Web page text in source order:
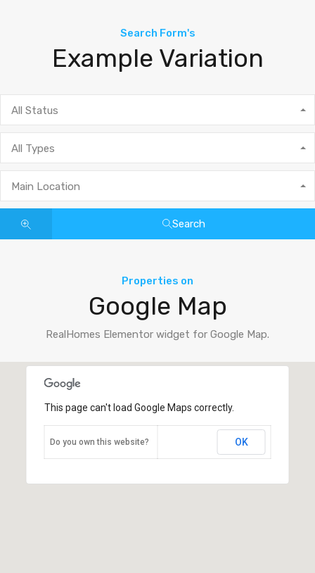
Search Form's
Example Variation
All Status
All Types
Main Location
Search
Properties on
Google Map
RealHomes Elementor widget for Google Map.
This page can't load Google Maps correctly.
Do you own this website? OK